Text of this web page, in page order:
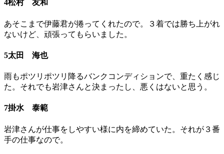
4松村 友和
あそこまで伊藤君が捲ってくれたので。３着では勝ち上がれ
ないけど、頑張ってもらいました。
5太田 海也
雨もポツリポツリ降るバンクコンディションで、重たく感じ
た。それでも岩津さんと決まったし、悪くはないと思う。
7掛水 泰範
岩津さんが仕事をしやすい様に内を締めていた。それが３番
手の仕事なので。